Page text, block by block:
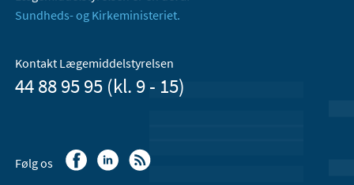
Sundheds- og Kirkeministeriet.
Kontakt Lægemiddelstyrelsen
44 88 95 95 (kl. 9 - 15)
Følg os